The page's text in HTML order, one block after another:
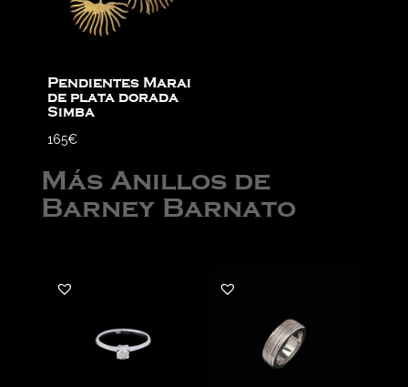
Pendientes Marai
de plata dorada
Simba
165€
Más Anillos de
Barney Barnato